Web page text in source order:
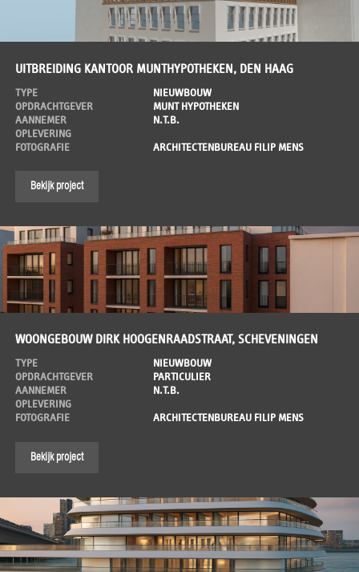
UITBREIDING KANTOOR MUNTHYPOTHEKEN, DEN HAAG
TYPE
NIEUWBOUW
OPDRACHTGEVER
MUNT HYPOTHEKEN
AANNEMER
N.T.B.
OPLEVERING
FOTOGRAFIE
ARCHITECTENBUREAU FILIP MENS
Bekijk project
WOONGEBOUW DIRK HOOGENRAADSTRAAT, SCHEVENINGEN
TYPE
NIEUWBOUW
OPDRACHTGEVER
PARTICULIER
AANNEMER
N.T.B.
OPLEVERING
FOTOGRAFIE
ARCHITECTENBUREAU FILIP MENS
Bekijk project